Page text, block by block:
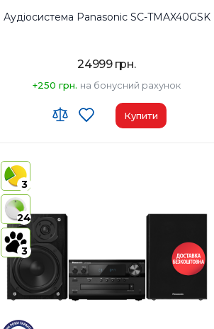
Аудіосистема Panasonic SC-TMAX40GSK
24999 грн.
+250 грн. на бонусний рахунок
Купити
Країна-виробник товару:
AirPlay:
USB:Так
Bluetooth:Так
3
24
3